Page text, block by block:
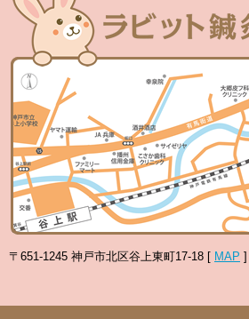
〒651-1245 神戸市北区谷上東町17-18 [ MAP ]